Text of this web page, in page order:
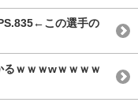
この選手の
るｗｗｗwｗｗｗｗ